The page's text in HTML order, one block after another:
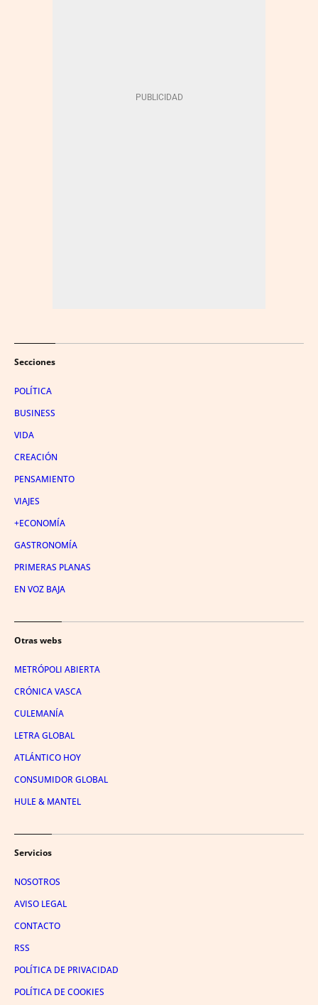
Secciones
POLÍTICA
BUSINESS
VIDA
CREACIÓN
PENSAMIENTO
VIAJES
+ECONOMÍA
GASTRONOMÍA
PRIMERAS PLANAS
EN VOZ BAJA
Otras webs
METRÓPOLI ABIERTA
CRÓNICA VASCA
CULEMANÍA
LETRA GLOBAL
ATLÁNTICO HOY
CONSUMIDOR GLOBAL
HULE & MANTEL
Servicios
NOSOTROS
AVISO LEGAL
CONTACTO
RSS
POLÍTICA DE PRIVACIDAD
POLÍTICA DE COOKIES